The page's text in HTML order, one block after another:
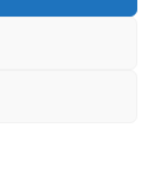
gemaakt door